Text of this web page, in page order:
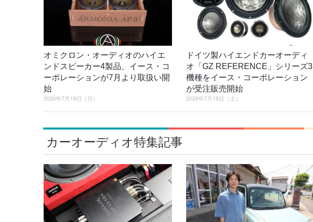
オミクロン・オーディオのハイエ
ンドスピーカー4製品、イース・コ
ーポレーションが7月より取扱い開
始
2026年7月19日（日）
ドイツ製ハイエンドカーオーディ
オ「GZ REFERENCE」シリーズ3
機種をイース・コーポレーション
が受注販売開始
2026年7月18日（土）
カーオーディオ特集記事